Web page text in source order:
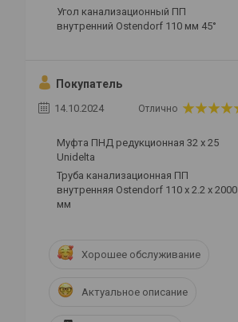
Угол канализационный ПП
внутренний Ostendorf 110 мм 45°
Покупатель
14.10.2024 Отлично
Муфта ПНД редукционная 32 х 25
Unidelta
Труба канализационная ПП
внутренняя Ostendorf 110 х 2.2 х 2000
мм
Хорошее обслуживание
Актуальное описание